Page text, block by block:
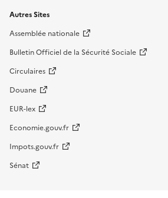
Autres Sites
Assemblée nationale
Bulletin Officiel de la Sécurité Sociale
Circulaires
Douane
EUR-lex
Economie.gouv.fr
Impots.gouv.fr
Sénat